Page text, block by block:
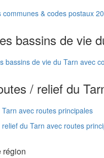
communes & codes postaux
bassins de vie
bassins de vie du Tarn avec
/ relief du
avec routes principales
du Tarn avec routes
région